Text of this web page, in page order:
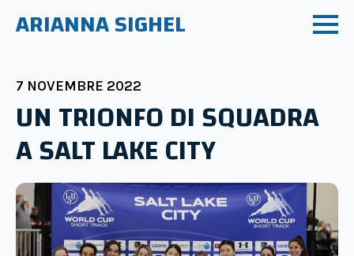
ARIANNA SIGHEL
7 NOVEMBRE 2022
UN TRIONFO DI SQUADRA
A SALT LAKE CITY